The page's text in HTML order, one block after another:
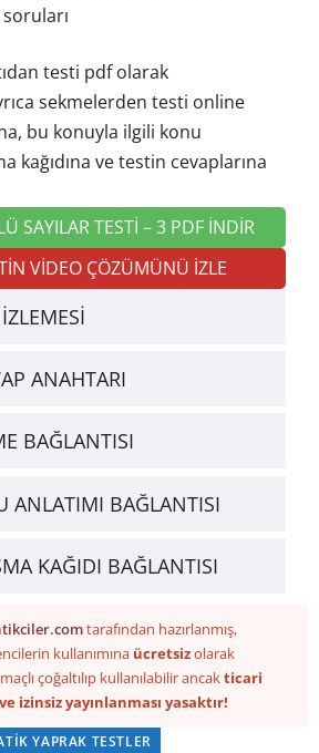
soruları
testi pdf olarak
sekmelerden testi online
bu konuyla ilgili konu
kağıdına ve testin cevaplarına
SAYILAR TESTİ – 3 PDF İNDİR
VİDEO ÇÖZÜMÜNÜ İZLE
ANAHTARI
BAĞLANTISI
ANLATIMI BAĞLANTISI
KAĞIDI BAĞLANTISI
tarafından hazırlanmış,
kullanımına ücretsizolarak
çoğaltılıp kullanılabilir ancakticari
izinsiz yayınlanması yasaktır!
YAPRAK TESTLER